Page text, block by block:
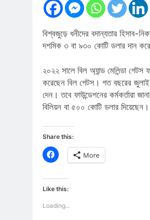
বিশ্বজুড়ে ধনীদের বদান্যতার হিসাব-
দশমিক ৩ বা ৯৩০ কোটি ডলার দান
২০২২ সালে বিল অ্যান্ড মেলিন্ডা
করেছেন বিল গেটস। গত বছরের জুলাই
দেন। তবে ফাউন্ডেশনের কর্মকর্তারা
বিলিয়ন বা ৫০০ কোটি ডলার দিয়েছেন।
Share this:
Click
to
share
Facebook
(Opens
in
window)
More
Like this:
Loading...